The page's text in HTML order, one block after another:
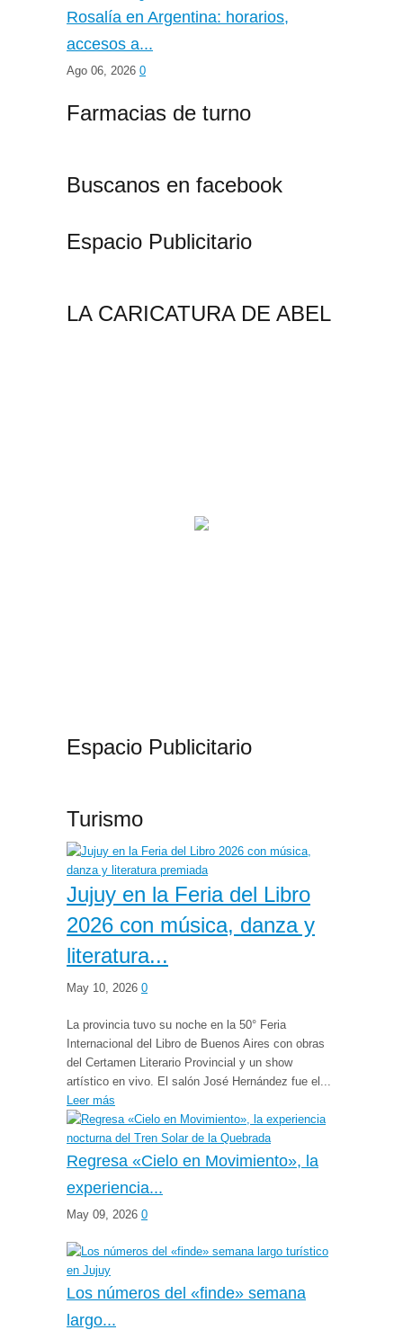
Rosalía en Argentina: horarios,
accesos a...
Ago 06, 2026 0
Farmacias de turno
Buscanos en facebook
Espacio Publicitario
LA CARICATURA DE ABEL
Espacio Publicitario
Turismo
Jujuy en la Feria del Libro
2026 con música, danza y
literatura...
May 10, 2026 0
La provincia tuvo su noche en la 50° Feria
Internacional del Libro de Buenos Aires con obras
del Certamen Literario Provincial y un show
artístico en vivo. El salón José Hernández fue el...
Leer más
Regresa «Cielo en Movimiento», la
experiencia...
May 09, 2026 0
Los números del «finde» semana
largo...